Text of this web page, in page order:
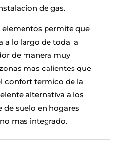
de gas.
elementos permite que
a lo largo de toda la
de manera muy
mas calientes que
confort termico de la
alternativa a los
de suelo en hogares
mas integrado.